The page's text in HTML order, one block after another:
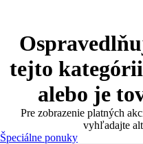
tejto
alebo je
Pre zobrazenie platných
vyhľadajte
Špeciálne ponuky